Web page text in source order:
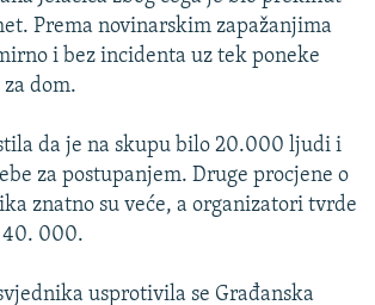
Prema novinarskim zapažanjima
i bez incidenta uz tek poneke
dom.
da je na skupu bilo 20.000 ljudi i
za postupanjem. Druge procjene o
znatno su veće, a organizatori tvrde
40. 000.
usprotivila se Građanska